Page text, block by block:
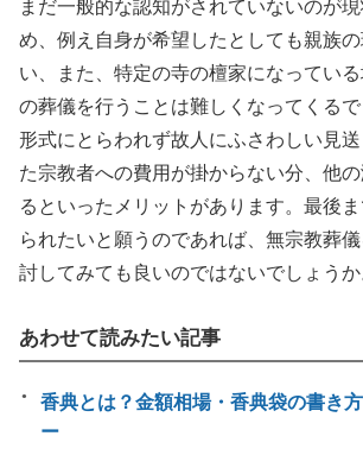
まだ一般的な認知がされていないのが
め、例え自身が希望したとしても親族
い、また、特定の寺の檀家になってい
の葬儀を行うことは難しくなってくるで
形式にとらわれず故人にふさわしい見
た宗教者への費用が掛からない分、他
るといったメリットがあります。最後
られたいと願うのであれば、無宗教葬
討してみても良いのではないでしょうか
あわせて読みたい記事
香典とは？金額相場・香典袋の書き
ー